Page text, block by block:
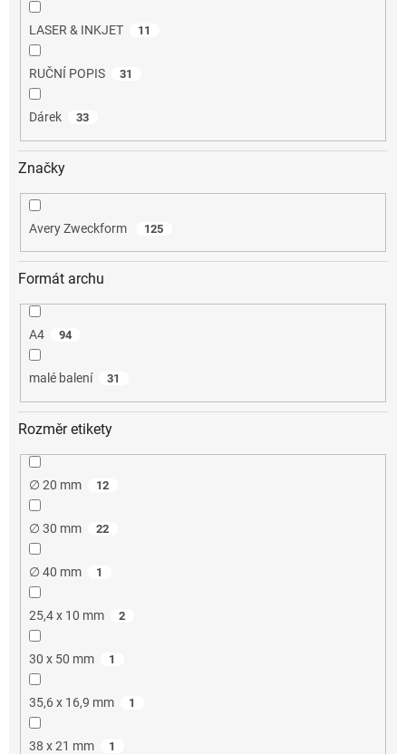
LASER & INKJET 11
RUČNÍ POPIS 31
Dárek 33
Značky
Avery Zweckform 125
Formát archu
A4 94
malé balení 31
Rozměr etikety
∅ 20 mm 12
∅ 30 mm 22
∅ 40 mm 1
25,4 x 10 mm 2
30 x 50 mm 1
35,6 x 16,9 mm 1
38 x 21 mm 1